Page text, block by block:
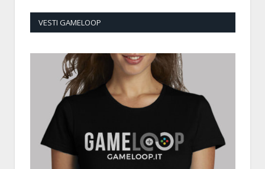
VESTI GAMELOOP